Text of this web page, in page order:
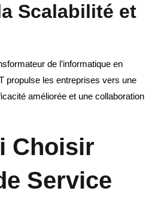
Scalabilité et
de l’informatique en
propulse les entreprises vers une
améliorée et une collaboration
Choisir
Service